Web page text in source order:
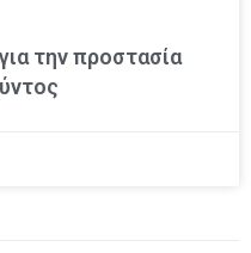
την προστασία